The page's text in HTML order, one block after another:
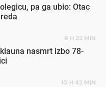
pa ga ubio: Otac
9 H 33 MIN
nasmrt izbo 78-
10 H 42 MIN